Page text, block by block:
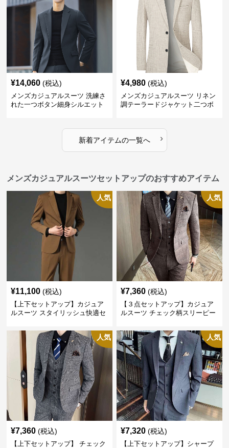
¥14,060 (税込)
メンズカジュアルスーツ 洗練さ
れた一つボタン細身シルエット
¥4,980 (税込)
メンズカジュアルスーツ リネン
調テーラードジャケット二つボ
新着アイテムの一覧へ ›
メンズカジュアルスーツセットアップのおすすめアイテム
人気
¥11,100 (税込)
【上下セットアップ】カジュア
ルスーツ スタイリッシュ快適セ
人気
¥7,360 (税込)
【３点セットアップ】カジュア
ルスーツ チェック柄スリーピー
人気
¥7,360 (税込)
【上下セットアップ】 チェック
人気
¥7,320 (税込)
【上下セットアップ】シャープ